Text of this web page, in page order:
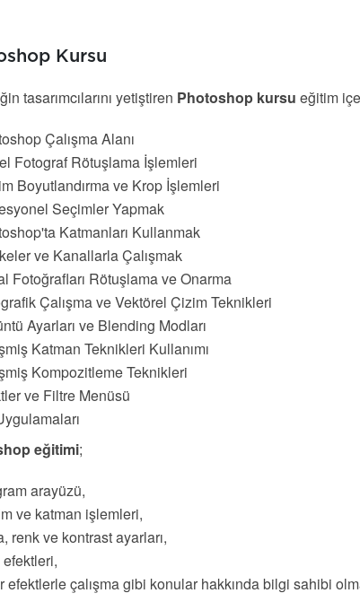
Kursu
tasarımcılarını yetiştiren Photoshop kursu eğitim
Çalışma Alanı
Fotograf Rötuşlama İşlemleri
Boyutlandırma ve Krop İşlemleri
Seçimler Yapmak
Katmanları Kullanmak
ve Kanallarla Çalışmak
Fotoğrafları Rötuşlama ve Onarma
Çalışma ve Vektörel Çizim Teknikleri
Ayarları ve Blending Modları
Katman Teknikleri Kullanımı
Kompozitleme Teknikleri
ve Filtre Menüsü
eğitimi;
arayüzü,
ve katman işlemleri,
renk ve kontrast ayarları,
efektleri,
efektlerle çalışma gibi konular hakkında bilgi sahibi